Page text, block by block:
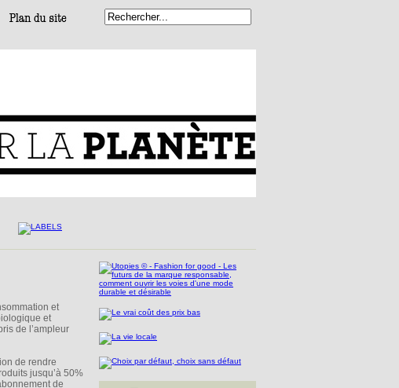
et
et
de l’ampleur
de rendre
jusqu’à 50%
de